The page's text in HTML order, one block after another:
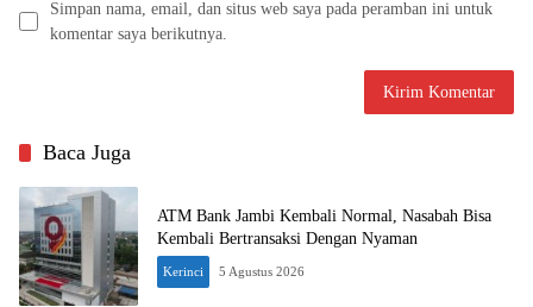
Simpan nama, email, dan situs web saya pada peramban ini untuk
komentar saya berikutnya.
Baca Juga
ATM Bank Jambi Kembali Normal, Nasabah Bisa
Kembali Bertransaksi Dengan Nyaman
Kerinci 5 Agustus 2026